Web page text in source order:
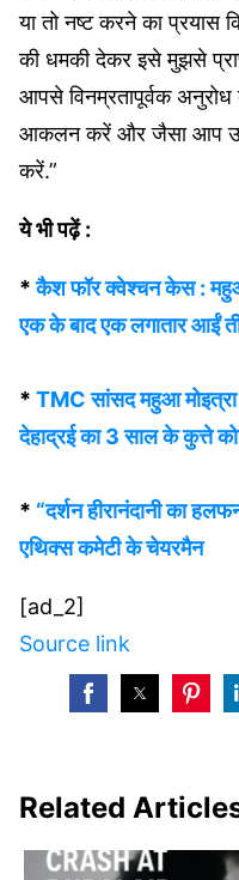
या तो नष्ट करने का प्रयास
की धमकी देकर इसे मुझसे
आपसे विनम्रतापूर्वक
आकलन करें और जैसा आप
करें.”
ये भी पढ़ें :
*कैश फॉर क्वेश्चन केस :
एक के बाद एक लगातार आईं
* TMC सांसद महुआ
देहाद्रई का 3 साल के कुत्ते
* “दर्शन हीरानंदानी का
एथिक्स कमेटी के चेयरमैन
[ad_2]
Source link
Related